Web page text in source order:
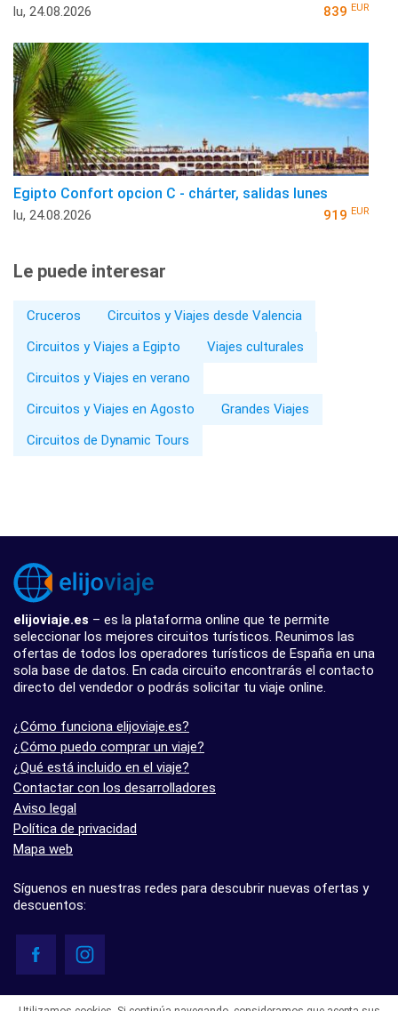
lu, 24.08.2026 839 EUR
Egipto Confort opcion C - chárter, salidas lunes
lu, 24.08.2026 919 EUR
Le puede interesar
Cruceros
Circuitos y Viajes desde Valencia
Circuitos y Viajes a Egipto
Viajes culturales
Circuitos y Viajes en verano
Circuitos y Viajes en Agosto
Grandes Viajes
Circuitos de Dynamic Tours
elijoviaje.es – es la plataforma online que te permite
seleccionar los mejores circuitos turísticos. Reunimos las
ofertas de todos los operadores turísticos de España en una
sola base de datos. En cada circuito encontrarás el contacto
directo del vendedor o podrás solicitar tu viaje online.
¿Cómo funciona elijoviaje.es?
¿Cómo puedo comprar un viaje?
¿Qué está incluido en el viaje?
Contactar con los desarrolladores
Aviso legal
Política de privacidad
Mapa web
Síguenos en nuestras redes para descubrir nuevas ofertas y
descuentos: